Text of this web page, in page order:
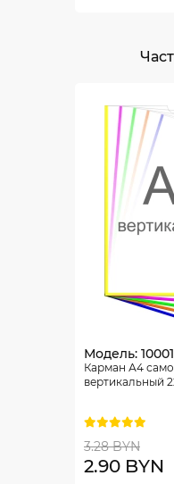
Модель: 10001
Карман А4
вертикальный
3.28 BYN
2.90 BYN